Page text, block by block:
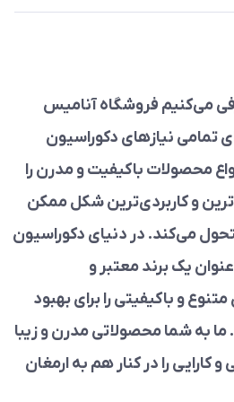
می‌کنیم فروشگاه آنامیس
تمامی نیازهای دکوراسیون
محصولات باکیفیت و مدرن را
و کاربردی‌ترین شکل ممکن
می‌کند. در دنیای دکوراسیون
یک برند معتبر و
و باکیفیتی را برای بهبود
به شما محصولاتی مدرن و زیبا
کارایی را در کنار هم به ارمغان